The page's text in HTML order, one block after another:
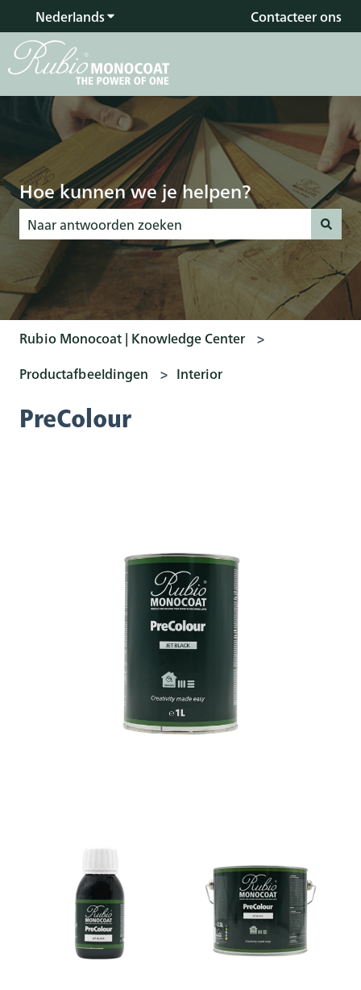
NederlandsSubmenu tonen voor vertalingen
Contacteer ons
Hoe kunnen we je helpen?
Er zijn geen suggesties want het zoekveld is leeg.
Rubio Monocoat | Knowledge Center
Productafbeeldingen Interior
PreColour